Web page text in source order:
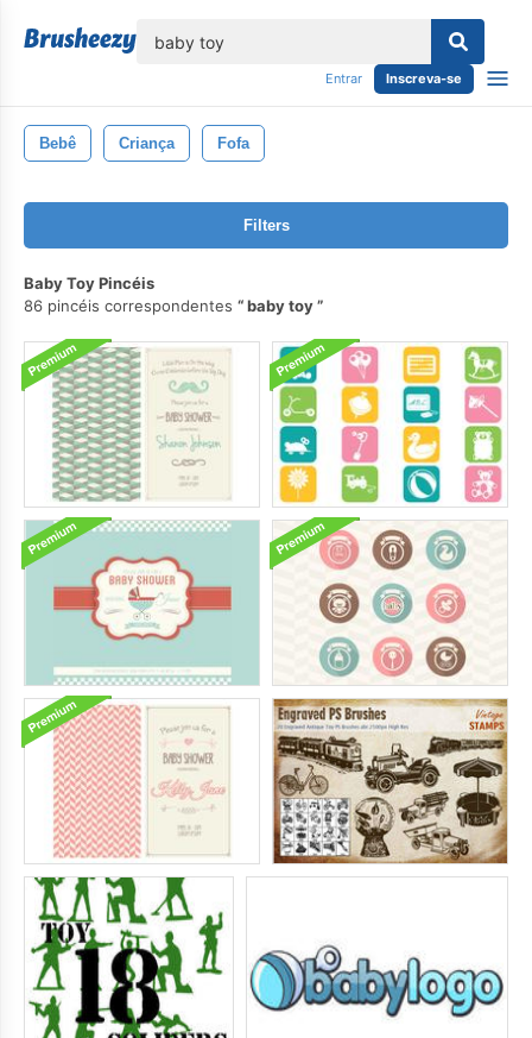
Entrar Inscreva-se
Bebê Criança Fofa
Filters
Baby Toy Pincéis
86 pincéis correspondentes
baby toy